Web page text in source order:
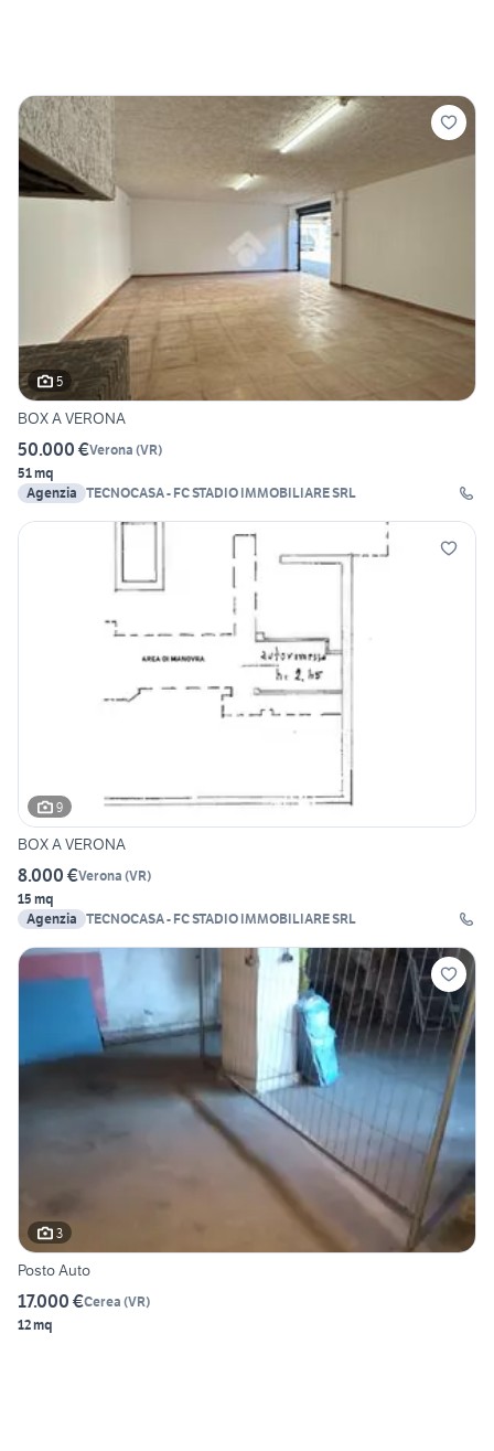
5
BOX A VERONA
50.000 €Verona (VR)
51 mq
Agenzia TECNOCASA - FC STADIO IMMOBILIARE SRL
9
BOX A VERONA
8.000 €Verona (VR)
15 mq
Agenzia TECNOCASA - FC STADIO IMMOBILIARE SRL
3
Posto Auto
17.000 €Cerea (VR)
12 mq